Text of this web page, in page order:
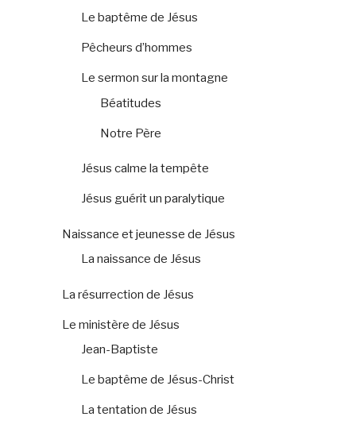
Le baptême de Jésus
Pêcheurs d’hommes
Le sermon sur la montagne
Béatitudes
Notre Père
Jésus calme la tempête
Jésus guérit un paralytique
Naissance et jeunesse de Jésus
La naissance de Jésus
La résurrection de Jésus
Le ministère de Jésus
Jean-Baptiste
Le baptême de Jésus-Christ
La tentation de Jésus